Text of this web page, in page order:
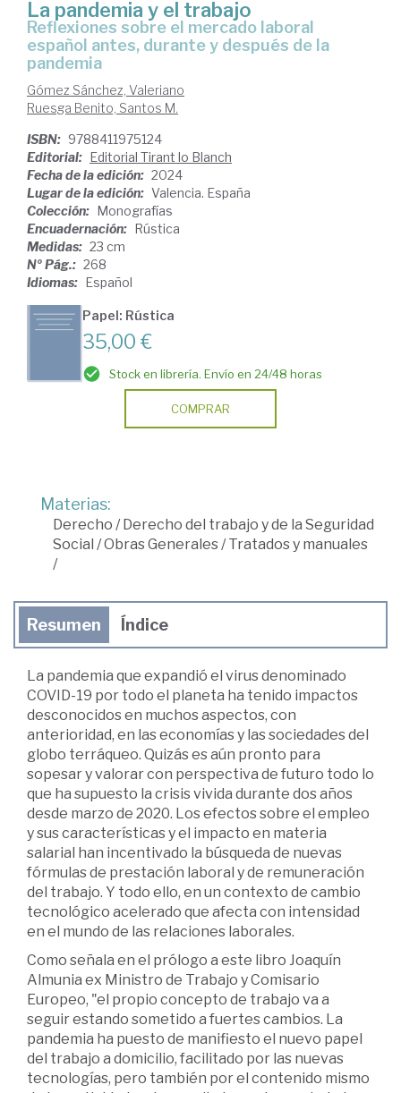
La pandemia y el trabajo
Reflexiones sobre el mercado laboral
español antes, durante y después de la
pandemia
Gómez Sánchez, Valeriano
Ruesga Benito, Santos M.
ISBN: 9788411975124
Editorial: Editorial Tirant lo Blanch
Fecha de la edición: 2024
Lugar de la edición: Valencia. España
Colección: Monografías
Encuadernación: Rústica
Medidas: 23 cm
Nº Pág.: 268
Idiomas: Español
Papel: Rústica
35,00 €
Stock en librería. Envío en 24/48 horas
COMPRAR
Materias:
Derecho / Derecho del trabajo y de la Seguridad
Social /Obras Generales/Tratados y manuales
/
Resumen Índice
La pandemia que expandió el virus denominado
COVID-19 por todo el planeta ha tenido impactos
desconocidos en muchos aspectos, con
anterioridad, en las economías y las sociedades del
globo terráqueo. Quizás es aún pronto para
sopesar y valorar con perspectiva de futuro todo lo
que ha supuesto la crisis vivida durante dos años
desde marzo de 2020. Los efectos sobre el empleo
y sus características y el impacto en materia
salarial han incentivado la búsqueda de nuevas
fórmulas de prestación laboral y de remuneración
del trabajo. Y todo ello, en un contexto de cambio
tecnológico acelerado que afecta con intensidad
en el mundo de las relaciones laborales.
Como señala en el prólogo a este libro Joaquín
Almunia ex Ministro de Trabajo y Comisario
Europeo, "el propio concepto de trabajo va a
seguir estando sometido a fuertes cambios. La
pandemia ha puesto de manifiesto el nuevo papel
del trabajo a domicilio, facilitado por las nuevas
tecnologías, pero también por el contenido mismo